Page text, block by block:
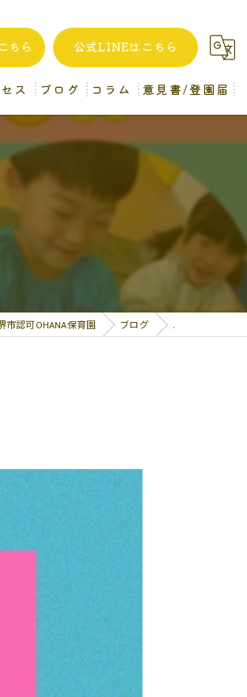
ちら 公式LINEはこちら
ス
認可OHANA保育園
業主導型OHANA保育園 (分園)
ブログ コラム 意見書/登園届
市認可OHANA保育園 ブログ .